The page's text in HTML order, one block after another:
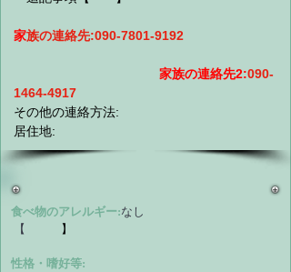
家族の連絡先:090-7801-9192
家族の連絡先2:090-
1464-4917
その他の連絡方法:
居住地:
食べ物のアレルギー:なし
【
】
性格・嗜好等: